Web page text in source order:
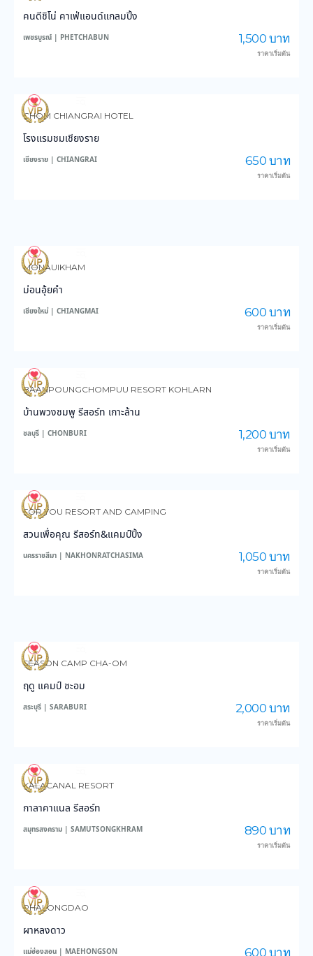
คนดีชิโน่ คาเฟ่แอนด์แกลมปิ้ง
เพชรบูรณ์ | PHETCHABUN 1,500 บาท
ราคาเริ่มต้น
3,627
CHOM CHIANGRAI HOTEL
โรงแรมชมเชียงราย
เชียงราย | CHIANGRAI 650 บาท
ราคาเริ่มต้น
3,984
MONAUIKHAM
ม่อนอุ้ยคำ
เชียงใหม่ | CHIANGMAI 600 บาท
ราคาเริ่มต้น
4,186
BAANPOUNGCHOMPUU RESORT KOHLARN
บ้านพวงชมพู รีสอร์ท เกาะล้าน
ชลบุรี | CHONBURI 1,200 บาท
ราคาเริ่มต้น
4,297
FOR YOU RESORT AND CAMPING
สวนเพื่อคุณ รีสอร์ท&แคมป์ปิ้ง
นครราชสีมา | NAKHONRATCHASIMA 1,050 บาท
ราคาเริ่มต้น
3,564
SEASON CAMP CHA-OM
ฤดู แคมป์ ชะอม
สระบุรี | SARABURI 2,000 บาท
ราคาเริ่มต้น
3,423
KALACANAL RESORT
กาลาคาแนล รีสอร์ท
สมุทรสงคราม | SAMUTSONGKHRAM 890 บาท
ราคาเริ่มต้น
6,309
PHALONGDAO
ผาหลงดาว
แม่ฮ่องสอน | MAEHONGSON 600 บาท